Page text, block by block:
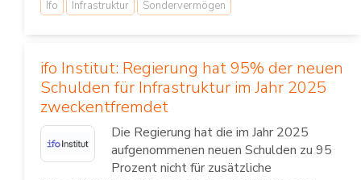
Ifo Infrastruktur Sondervermögen
ifo Institut: Regierung hat 95% der neuen
Schulden für Infrastruktur im Jahr 2025
zweckentfremdet
Die Regierung hat die im Jahr 2025
aufgenommenen neuen Schulden zu 95
Prozent nicht für zusätzliche